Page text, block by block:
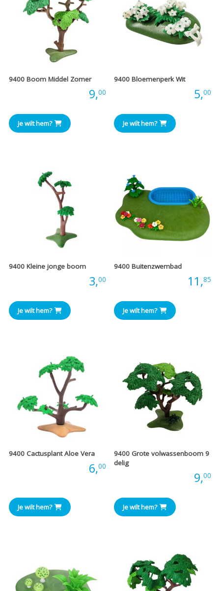
9400 Boom Middel Zomer
9,00
Je wilt hem?
9400 Bloemenperk Wit
5,00
Je wilt hem?
9400 Kleine jonge boom
3,00
Je wilt hem?
9400 Buitenzwembad
11,85
Je wilt hem?
9400 Cactusplant Aloe Vera
6,00
Je wilt hem?
9400 Grote volwassenboom 9
delig
9,00
Je wilt hem?